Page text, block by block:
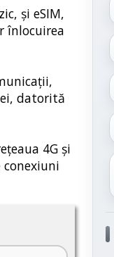
și eSIM,
înlocuirea
datorită
4G și